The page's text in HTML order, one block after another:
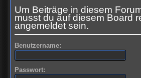
Um Beiträge in diesem
musst du auf diesem Board
angemeldet sein.
Benutzername:
Passwort: